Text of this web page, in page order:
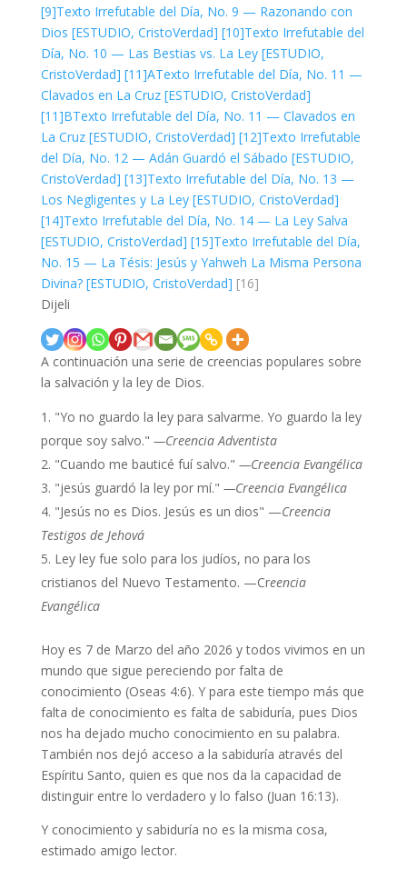
[9]Texto Irrefutable del Día, No. 9 — Razonando con
Dios [ESTUDIO, CristoVerdad] [10]Texto Irrefutable del
Día, No. 10 — Las Bestias vs. La Ley [ESTUDIO,
CristoVerdad] [11]ATexto Irrefutable del Día, No. 11 —
Clavados en La Cruz [ESTUDIO, CristoVerdad]
[11]BTexto Irrefutable del Día, No. 11 — Clavados en
La Cruz [ESTUDIO, CristoVerdad] [12]Texto Irrefutable
del Día, No. 12 — Adán Guardó el Sábado [ESTUDIO,
CristoVerdad] [13]Texto Irrefutable del Día, No. 13 —
Los Negligentes y La Ley [ESTUDIO, CristoVerdad]
[14]Texto Irrefutable del Día, No. 14 — La Ley Salva
[ESTUDIO, CristoVerdad] [15]Texto Irrefutable del Día,
No. 15 — La Tésis: Jesús y Yahweh La Misma Persona
Divina? [ESTUDIO, CristoVerdad] [16]
Dijeli
A continuación una serie de creencias populares sobre
la salvación y la ley de Dios.
"Yo no guardo la ley para salvarme. Yo guardo la ley
porque soy salvo." —Creencia Adventista
"Cuando me bauticé fuí salvo." —Creencia Evangélica
"jesús guardó la ley por mí." —Creencia Evangélica
"Jesús no es Dios. Jesús es un dios" —Creencia
Testigos de Jehová
Ley ley fue solo para los judíos, no para los
cristianos del Nuevo Testamento. —Creencia
Evangélica
Hoy es 7 de Marzo del año 2026 y todos vivimos en un
mundo que sigue pereciendo por falta de
conocimiento (Oseas 4:6). Y para este tiempo más que
falta de conocimiento es falta de sabiduría, pues Dios
nos ha dejado mucho conocimiento en su palabra.
También nos dejó acceso a la sabiduría através del
Espíritu Santo, quien es que nos da la capacidad de
distinguir entre lo verdadero y lo falso (Juan 16:13).
Y conocimiento y sabiduría no es la misma cosa,
estimado amigo lector.